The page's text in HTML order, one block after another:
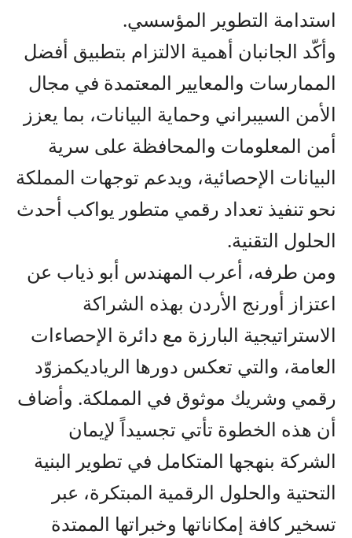
استدامة التطوير المؤسسي.
وأكد الجانبان أهمية الالتزام بتطبيق أفضل
الممارسات والمعايير المعتمدة في مجال
الأمن السيبراني وحماية البيانات، بما يعزز
أمن المعلومات والمحافظة على سرية
البيانات الإحصائية، ويدعم توجهات المملكة
نحو تنفيذ تعداد رقمي متطور يواكب أحدث
الحلول التقنية.
ومن طرفه، أعرب المهندس أبو ذياب عن
اعتزاز أورنج الأردن بهذه الشراكة
الاستراتيجية البارزة مع دائرة الإحصاءات
العامة، والتي تعكس دورها الرياديكمزوّد
رقمي وشريك موثوق في المملكة. وأضاف
أن هذه الخطوة تأتي تجسيداً لإيمان
الشركة بنهجها المتكامل في تطوير البنية
التحتية والحلول الرقمية المبتكرة، عبر
تسخيركافة إمكاناتها وخبراتها الممتدة